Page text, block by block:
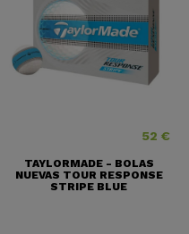
Precio
52 €
TAYLORMADE - BOLAS
NUEVAS TOUR RESPONSE
STRIPE BLUE